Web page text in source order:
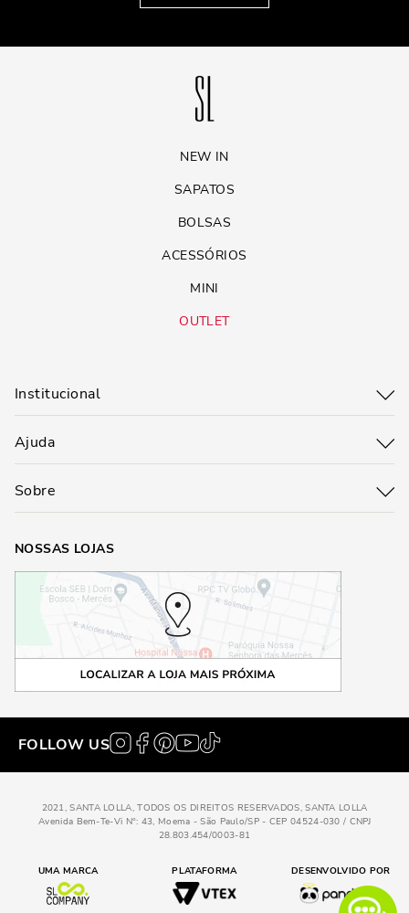
NEW IN
SAPATOS
BOLSAS
ACESSÓRIOS
MINI
OUTLET
Institucional
Ajuda
Sobre
NOSSAS LOJAS
FOLLOW US
2021, SANTA LOLLA, TODOS OS DIREITOS RESERVADOS, SANTA LOLLA
Avenida Bem-Te-Vi N°: 43, Moema - São Paulo/SP - CEP 04524-030 / CNPJ
28.803.454/0003-81
UMA MARCA PLATAFORMA DESENVOLVIDO POR